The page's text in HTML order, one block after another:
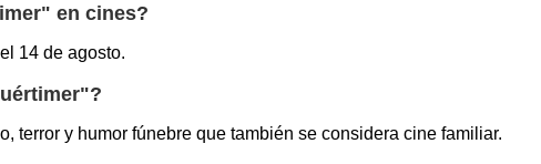
en cines?
14 de agosto.
terror y humor fúnebre que también se considera cine familiar.